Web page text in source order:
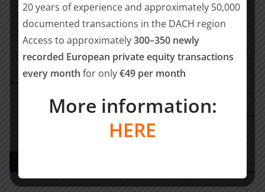
Teilen
Ebner Stolz berät die Retromotion GmbH bei
SKW Schwarz berät Gesellschafter von Userlike
beim Verkauf von Geschäftsanteilen an Lime
PE DEALS EUROPE
20 years of experience and approximately 50,000
documented transactions in the DACH region
Access to approximately300–350 newly
recorded European private equity transactions
every month for only€49 per month
More information:
HERE